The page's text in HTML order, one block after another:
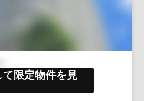
限定物件を見